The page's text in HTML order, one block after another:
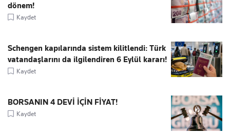
dönem!
Kaydet
Schengen kapılarında sistem kilitlendi: Türk
vatandaşlarını da ilgilendiren 6 Eylül kararı!
Kaydet
BORSANIN 4 DEVİ İÇİN FİYAT!
Kaydet